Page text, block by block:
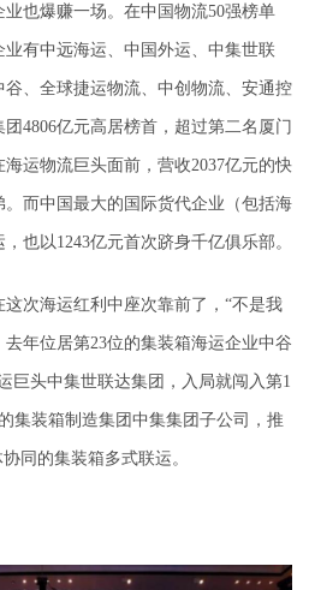
也爆赚一场。在中国物流50强榜单
有中远海运、中国外运、中集世联
、全球捷运物流、中创物流、安通控
4806亿元高居榜首，超过第二名厦门
运物流巨头面前，营收2037亿元的快
而中国最大的国际货代企业（包括海
也以1243亿元首次跻身千亿俱乐部。
次海运红利中座次靠前了，“不是我
年位居第23位的集装箱海运企业中谷
巨头中集世联达集团，入局就闯入第1
集装箱制造集团中集集团子公司，推
同的集装箱多式联运。